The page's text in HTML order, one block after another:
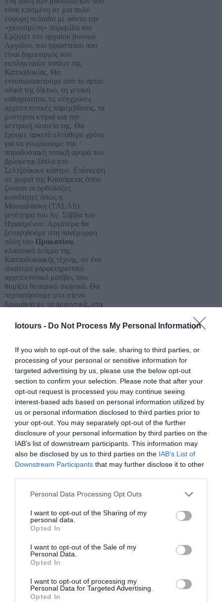
Iotours - Do Not Process My Personal Information
If you wish to opt-out of the sale, sharing to third parties, or
processing of your personal or sensitive information for
targeted advertising by us, please use the below opt-out
section to confirm your selection. Please note that after your
opt-out request is processed you may continue seeing
interest-based ads based on personal information utilized by
us or personal information disclosed to third parties prior to
your opt-out. You may separately opt-out of the further
disclosure of your personal information by third parties on the
IAB’s list of downstream participants. This information may
also be disclosed by us to third parties on the IAB’s List of
Downstream Participants that may further disclose it to other
Please note that this website/app uses one or more Google
not limited to your visit or usage behaviour. You may click to
grant or deny consent to Google and its third-party tags to
use your data for below specified purposes in below Google
consent section.
Personal Data Processing Opt Outs
I want to opt-out of the Sharing of my
personal data.
Opted In
I want to opt-out of the Sale of my
Personal Data.
Opted In
I want to opt-out of processing my
Personal Data for Targeted Advertising.
Opted In
είναι κτισμένη σε μια πολύ
εύφορη πεδιάδα με φόντο την
«χιονισμένη» πυραμίδα του
Ερζιγιέτ του αρχαίου βουνού
Αργαίου, του ηφαιστείου που
είναι δημιουργός των
εκπληκτικών τοπίων της
Καππαδοκίας. Θα
εντυπωσιαστούμε από το άρτιο
οδικό της δίκτυο, τη γενική
καθαριότητα, τις σύγχρονες
αρχιτεκτονικές παρεμβάσεις, τα
μοντέρνα κτίρια και την
κεντρική πλατεία της. Θα
έχουμε αρκετό ελεύθερο χρόνο
για να γνωρίσουμε την
παραδοσιακή τοπική αγορά που
βρίσκεται δίπλα στο
Σελτζούκικο κάστρο. Επίσκεψη
σε χωριά της Καισάρειας όπου
ζούσαν οι ορθόδοξες
κοινότητες όπως η
Μουταλάσκη (TALAS)
γενέτειρα του Αγ. Σάββα του
Ηγιασμένου. Αργότερα θα
ξεναγηθούμε στη πανέμορφη
πόλη του Προκοπίου,
κλασσικό δείγμα της
Καππαδοκιακής τέχνης, σε ένα
ιδιαίτερα χαρακτηριστικό
αρχιτεκτονικό μοτίβο, που
θυμίζει θεατρικό σκηνικό. Θα
περπατήσουμε στα στενά
δρομάκια με τα αρχοντικά, στα
πόλης και τέλος θα
αναρριχηθούμε σε μια
Πέτρινο Λόφο όπου βρίσκεται
το προσκύνημα του Αγίου
Ιωάννη του Ρώσου. Δεν είναι
τυχαίο, ότι όλοι οι οικισμοί
ανήκουν στον κατάλογο των
μνημείων Παγκόσμιας
Κληρονομιάς της UNESCO.
Ελεύθερος χρόνος για
περιήγηση στην αγορά του
Προκοπίου. To βράδυ θα
παρακολουθήσουμε χορό των
περιστρεφόμενων Δερβίσηδων,
στον οποίο είναι εμφανής η
επίδραση των Ησυχαστών.
Καππαδοκία - Αφιόν
Πρωινό και αναχώρηση για την
Καρβαλή με τα πέτρινα σπίτια,
επισκεπτόμαστε την εκκλησία
του ο Γρηγόριος, ο Θεολόγος, ο
Ναζιανζηνός. Στη συνέχεια θα
επισκεφθούμε τη μικρή
και το Παρθεναγωγείο της
πόλης που και αυτό είναι